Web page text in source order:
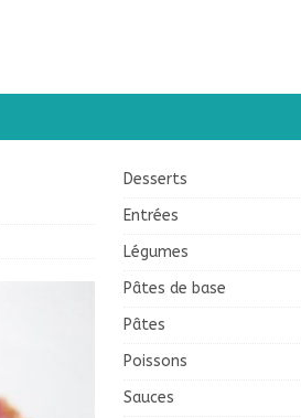
Desserts
Entrées
Légumes
Pâtes de base
Pâtes
Poissons
Sauces